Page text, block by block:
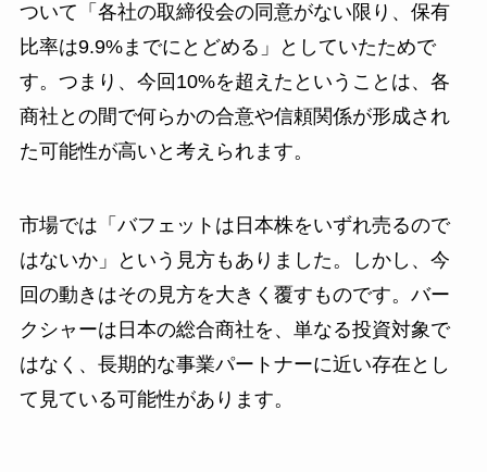
ついて「各社の取締役会の同意がない限り、保有
比率は9.9%までにとどめる」としていたためで
す。つまり、今回10%を超えたということは、各
商社との間で何らかの合意や信頼関係が形成され
た可能性が高いと考えられます。
市場では「バフェットは日本株をいずれ売るので
はないか」という見方もありました。しかし、今
回の動きはその見方を大きく覆すものです。バー
クシャーは日本の総合商社を、単なる投資対象で
はなく、長期的な事業パートナーに近い存在とし
て見ている可能性があります。